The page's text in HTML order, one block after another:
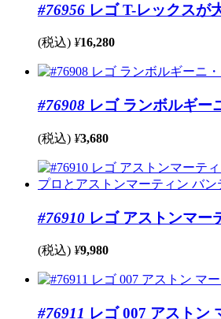
#76956 レゴ T-レックスが
(税込) ¥16,280
#76908 レゴ ランボルギ
(税込) ¥3,680
#76910 レゴ アストンマ
(税込) ¥9,980
#76911 レゴ 007 アストン